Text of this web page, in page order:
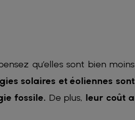
qu’elles sont bien moins
solaires et éoliennes sont
fossile. De plus, leur coût a